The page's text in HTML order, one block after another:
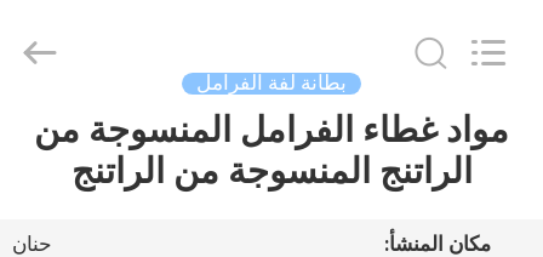
مسكن
بطانة لفة الفرامل
مواد غطاء الفرامل المنسوجة من
الراتنج المنسوجة من الراتنج
مكان المنشأ:
حنان